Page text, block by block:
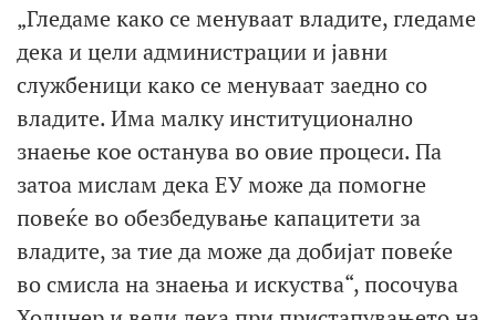
„Гледаме како се менуваат владите, гледаме
дека и цели администрации и јавни
службеници како се менуваат заедно со
владите. Има малку институционално
знаење кое останува во овие процеси. Па
затоа мислам дека ЕУ може да помогне
повеќе во обезбедување капацитети за
владите, за тие да може да добијат повеќе
во смисла на знаења и искуства“, посочува